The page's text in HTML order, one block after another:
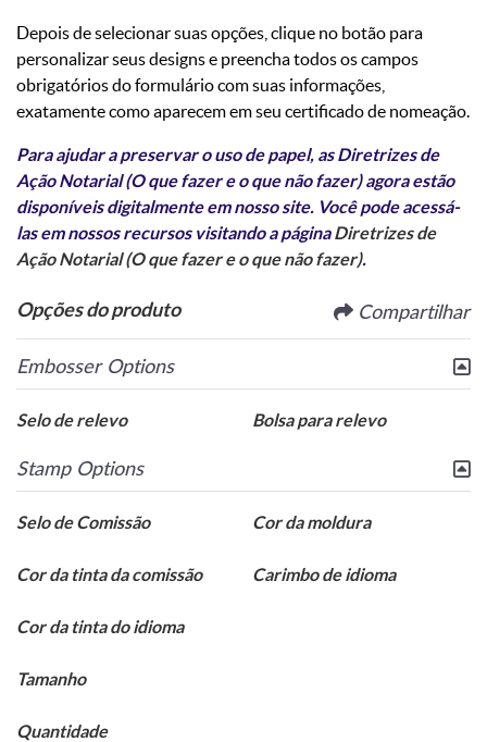
Depois de selecionar suas opções, clique no botão para
personalizar seus designs e preencha todos os campos
obrigatórios do formulário com suas informações,
exatamente como aparecem em seu certificado de nomeação.
Para ajudar a preservar o uso de papel, as Diretrizes de
Ação Notarial (O que fazer e o que não fazer) agora estão
disponíveis digitalmente em nosso site. Você pode acessá-
las em nossos recursos visitando a páginaDiretrizes de
Ação Notarial (O que fazer e o que não fazer).
Opções do produto Compartilhar
Embosser Options
Selo de relevo Bolsa para relevo
Stamp Options
Selo de Comissão Cor da moldura
Cor da tinta da comissão Carimbo de idioma
Cor da tinta do idioma
Tamanho
Quantidade